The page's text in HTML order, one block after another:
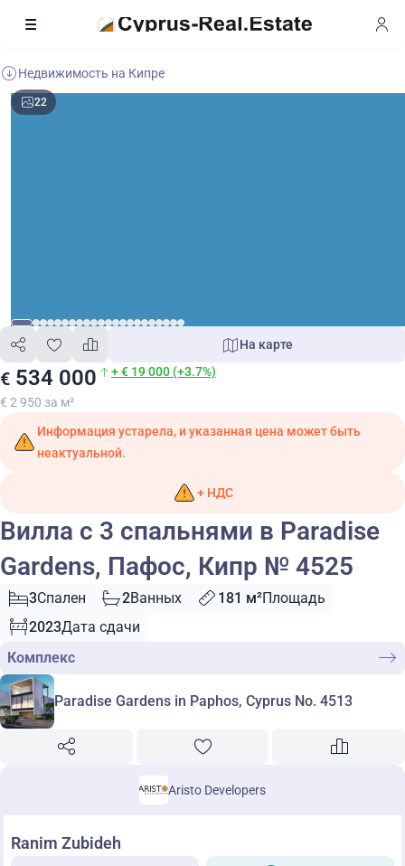
Недвижимость на Кипре
22
€ 534 000 + € 19 000 (+3.7%)
€ 2 950 за м²
На карте
Информация устарела, и указанная цена может быть
неактуальной.
+ НДС
Вилла с 3 спальнями в Paradise
Gardens, Пафос, Кипр № 4525
3Спален 2Ванных 181 м²Площадь
2023Дата сдачи
Комплекс
Paradise Gardens in Paphos, Cyprus No. 4513
Aristo Developers
Ranim Zubideh